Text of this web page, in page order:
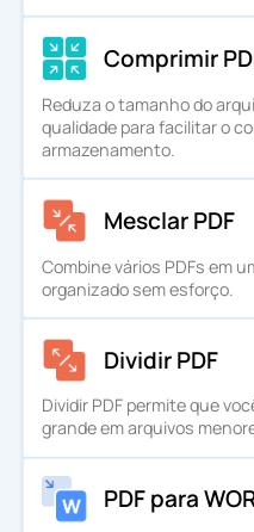
PDF para EXCEL
PDF para PPT
PDF para JPG
WORD para PDF
EXCEL para PDF
PPT para PDF
JPG para PDF
EPUB para PDF
Converter para JPG
WORD para JPG
PPT para JPG
Fale Conosco
Comprimir
Reduza o tamanho do
qualidade para facilitar o
armazenamento.
Mesclar PDF
Combine vários PDFs em
organizado sem esforço.
Dividir PDF
Dividir PDF permite que
grande em arquivos
PDF para